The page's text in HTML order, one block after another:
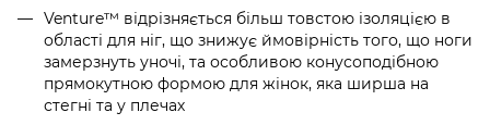
Venture™ відрізняється більш товстою ізоляцією в
області для ніг, що знижує ймовірність того, що ноги
замерзнуть уночі, та особливою конусоподібною
прямокутною формою для жінок, яка ширша на
стегні та у плечах